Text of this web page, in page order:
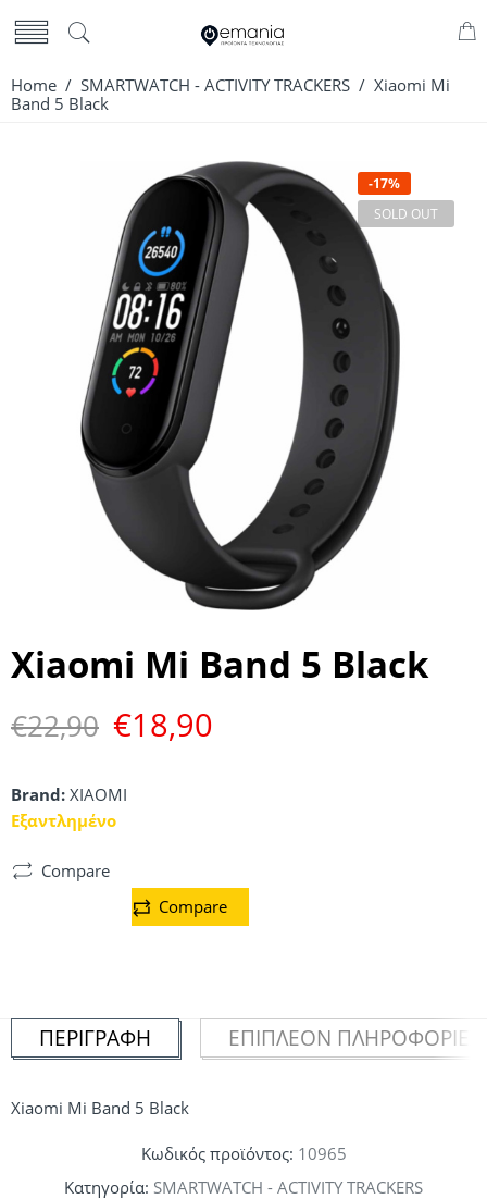
Home / SMARTWATCH - ACTIVITY TRACKERS / Xiaomi Mi
Band 5 Black
-17%
SOLD OUT
Xiaomi Mi Band 5 Black
€22,90 €18,90
Brand: XIAOMI
Εξαντλημένο
Compare
Compare
ΠΕΡΙΓΡΑΦΉ ΕΠΙΠΛΈΟΝ ΠΛΗΡΟΦΟΡΊΕΣ
Xiaomi Mi Band 5 Black
Κωδικός προϊόντος: 10965
Κατηγορία: SMARTWATCH - ACTIVITY TRACKERS